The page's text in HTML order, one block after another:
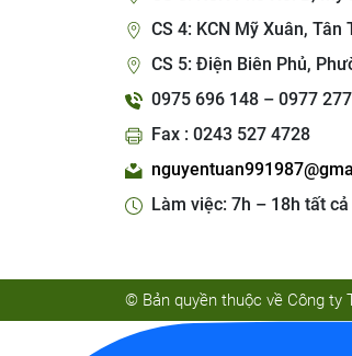
CS 4: KCN Mỹ Xuân, Tân
CS 5: Điện Biên Phủ,
0975 696 148 – 0977
Fax : 0243 527 4728
Làm việc: 7h – 18h tất
© Bản quyền thuộc về Công ty